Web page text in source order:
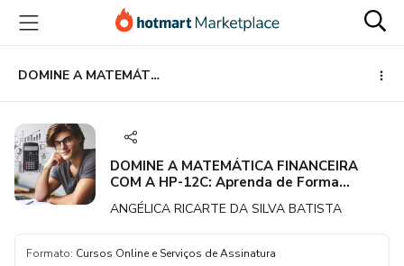
para
conteúdo
principal
para
pagamento
para
rodapé
DOMINE A MATEMÁTICA FINANCEIRA COM A HP-12C: Aprenda de Forma Simples e Prática!
DOMINE A MATEMÁTICA FINANCEIRA
COM A HP-12C: Aprenda de Forma
Simples e Prática!
ANGÉLICA RICARTE DA SILVA BATISTA
Formato: Cursos Online e Serviços de Assinatura